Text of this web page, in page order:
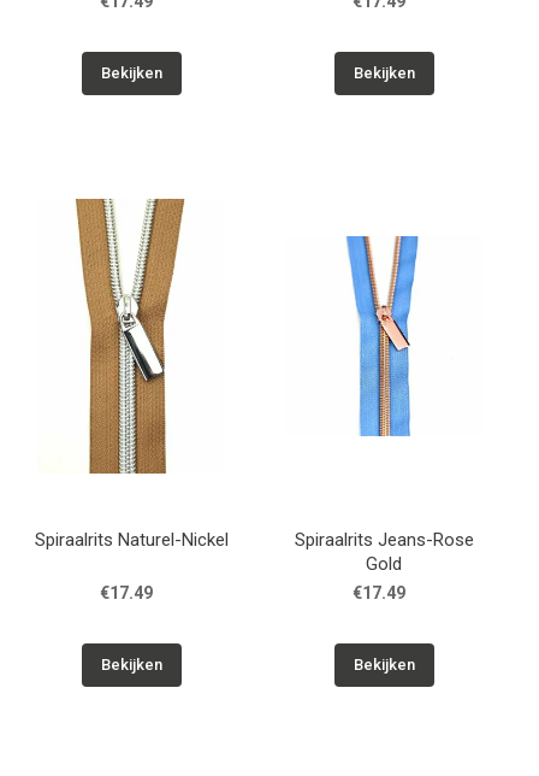
Bekijken Bekijken
Spiraalrits Naturel-Nickel
€17.49
Bekijken
Spiraalrits Jeans-Rose
Gold
€17.49
Bekijken